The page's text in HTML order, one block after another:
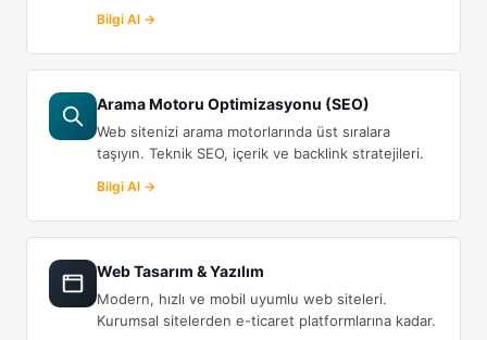
Bilgi Al →
Arama Motoru Optimizasyonu (SEO)
Web sitenizi arama motorlarında üst sıralara
taşıyın. Teknik SEO, içerik ve backlink stratejileri.
Bilgi Al →
Web Tasarım & Yazılım
Modern, hızlı ve mobil uyumlu web siteleri.
Kurumsal sitelerden e-ticaret platformlarına kadar.